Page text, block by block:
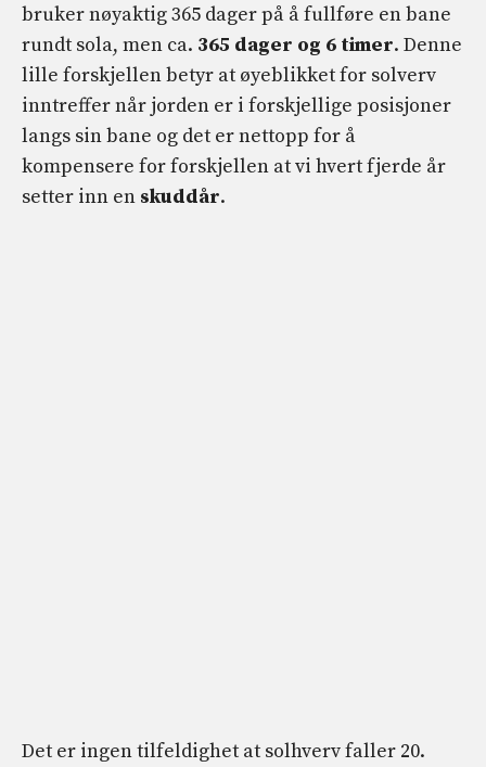
bruker nøyaktig 365 dager på å fullføre en bane
rundt sola, men ca. 365 dager og 6 timer. Denne
lille forskjellen betyr at øyeblikket for solverv
inntreffer når jorden er i forskjellige posisjoner
langs sin bane og det er nettopp for å
kompensere for forskjellen at vi hvert fjerde år
setter inn en skuddår.
Det er ingen tilfeldighet at solhverv faller 20.